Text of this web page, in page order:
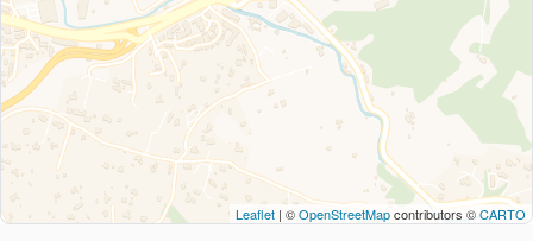
Leaflet | ©OpenStreetMapcontributors ©CARTO